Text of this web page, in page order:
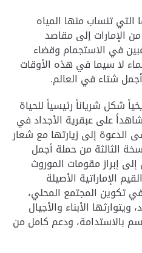
التي تنساب منها المياه
الإمارات إلى مقاصد
في الاستجمام وقضاء
لا سيما في هذه الأوقات
شتاء في العالم.
شكل شرياناً رئيسياً للحياة
على عبقرية الأجداد في
الدعوة إلى زيارتها مع شعار
الثالثة من حملة أجمل
إبراز مقومات الموروث
الإماراتية الأصيلة
في تكوين المجتمع المحلي،
الأبناء والأجيال
بالاستدامة، ودعم كامل من